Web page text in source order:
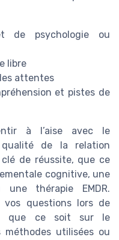
de psychologie ou
libre
attentes
et pistes de
à l’aise avec le
de la relation
de réussite, que ce
cognitive, une
une thérapie EMDR.
vos questions lors de
que ce soit sur le
méthodes utilisées ou